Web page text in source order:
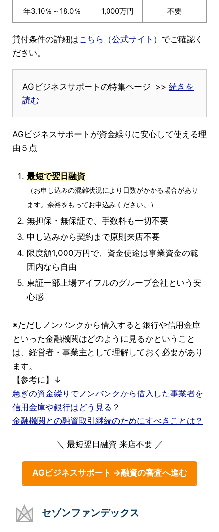
年3.10％～18.0％ 1,000万円 不要
貸付条件の詳細はこちら（公式サイト） でご確認く
ださい。
AGビジネスサポートの特集ページ >> 続きを
読む
AGビジネスサポートが資金繰りに安心して使える理
由５点
最短で翌日融資
（お申し込みの混雑状況により日数がかかる場合があり
ます。余裕をもってお申込みください。）
無担保・無保証で、手数料も一切不要
申し込みから契約まで原則来店不要
限度額1,000万円で、資金使途は事業資金の範
囲内なら自由
東証一部上場アイフルのグループ会社という安
心感
※ただしノンバンクから借入すると銀行や信用金庫
といった金融機関はどのように見るかということ
は、経営者・事業主として理解しておく必要があり
ます。
【参考に】↓
急ぎの資金繰りでノンバンクから借入した事業者を
信用金庫や銀行はどう見る？
金融機関との融資取引継続のためにすべきことは？
＼ 最短翌日融資 来店不要 ／
AGビジネスサポート →融資の審査へ進む
セゾンファンデックス